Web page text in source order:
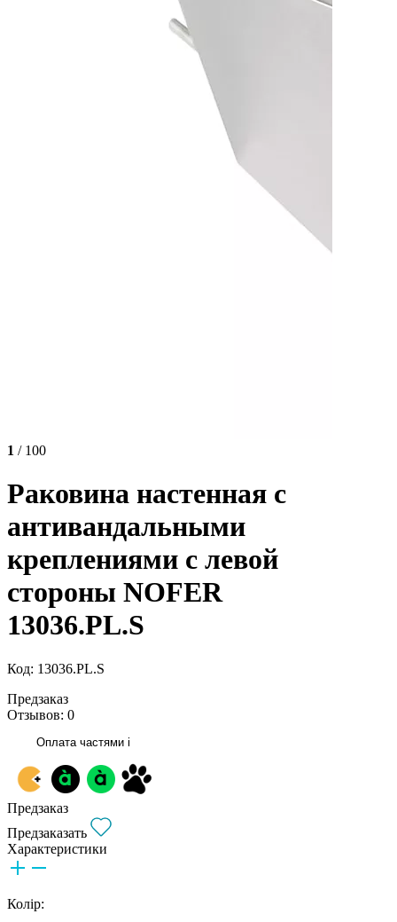
1 / 100
Раковина настенная с
антивандальными
креплениями с левой
стороны NOFER
13036.PL.S
Код: 13036.PL.S
Предзаказ
Отзывов: 0
Оплата частями i
Предзаказ
Предзаказать
Характеристики
Колір: